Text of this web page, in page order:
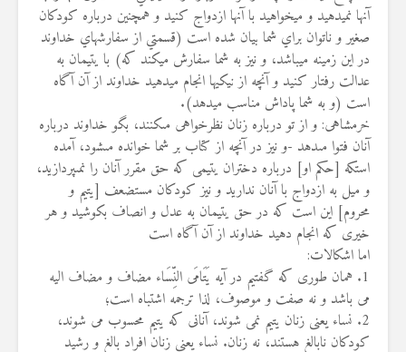
آنها ‏نمي‏دهيد و مي‏خواهيد با آنها ازدواج كنيد و همچنين درباره كودكان
صغير و ‏ناتوان براي شما بيان شده است (قسمتي از سفارشهاي خداوند
در اين زمينه ‏مي‏باشد، و نيز به شما سفارش مي‏كند كه) با يتيمان به
عدالت رفتار كنيد و ‏آنچه از نيكيها انجام مي‏دهيد خداوند از آن آگاه
است (و به شما پاداش مناسب ‏مي‏دهد).‏
خرمشاهی: و از تو درباره زنان نظرخواهى مى‏كنند، بگو خداوند درباره
آنان ‏فتوا مى‏دهد -و نيز در آنچه از كتاب بر شما خوانده مى‏شود، آمده
استكه [حكم ‏او] درباره دختران يتيمى كه حق مقرر آنان را نمى‏پردازيد،
و ميل به ازدواج ‏با آنان نداريد و نيز كودكان مستضعف [يتيم و
محروم‏] اين است كه در حق ‏يتيمان به عدل و انصاف بكوشيد و هر
خيرى كه انجام دهيد خداوند از آن آگاه ‏است‏
اما اشکالات: ‏
‏1.‏ همان طوری که گفتیم در آیه يَتَامَى النِّسَاء مضاف و مضاف الیه
می ‏باشد و نه صفت و موصوف، لذا ترجمه اشتباه است؛
‏2.‏ نساء یعنی زنان یتیم نمی شوند، آنانی که یتیم محسوب می شوند،
‏کودکان نابالغ هستند، نه زنان. نساء یعنی زنان افراد بالغ و رشید